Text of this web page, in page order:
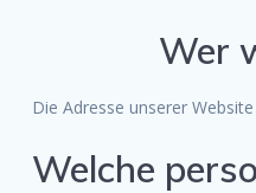
Wer
Die Adresse unserer
Welche